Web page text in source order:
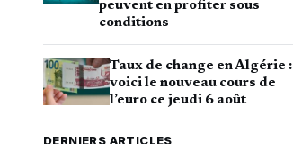
peuvent en profiter sous
conditions
Taux de change en Algérie :
voici le nouveau cours de
l’euro ce jeudi 6 août
DERNIERS ARTICLES